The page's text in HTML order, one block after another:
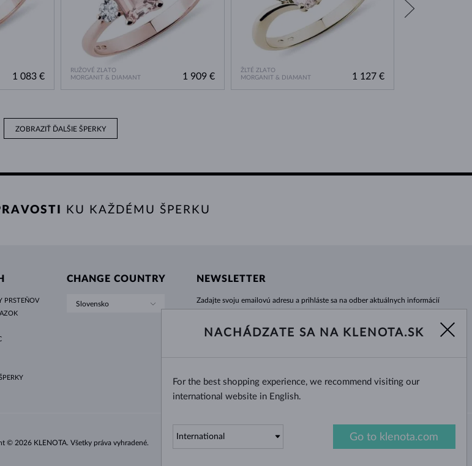
1 083 €
RUŽOVÉ ZLATO
MORGANIT & DIAMANT
1 909 €
ŽLTÉ ZLATO
MORGANIT & DIAMANT
1 127 €
ZOBRAZIŤ ĎALŠIE ŠPERKY
KU KAŽDÉMU ŠPERKU
PRSTEŇOV
CHANGE COUNTRY
Slovensko
NEWSLETTER
Zadajte svoju emailovú adresu a prihláste sa na odber aktuálnych informácií
Žiadna novinka, akcia či zľava Vám už neunikne!
Áno, chcem dostávať zaujímavé novinky na e-mail.
© 2026 KLENOTA. Všetky práva vyhradené.
NACHÁDZATE SA NA KLENOTA.SK
For the best shopping experience, we recommend visiting our
international website in English.
Go to klenota.com